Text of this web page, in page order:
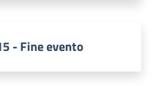
- Fine evento